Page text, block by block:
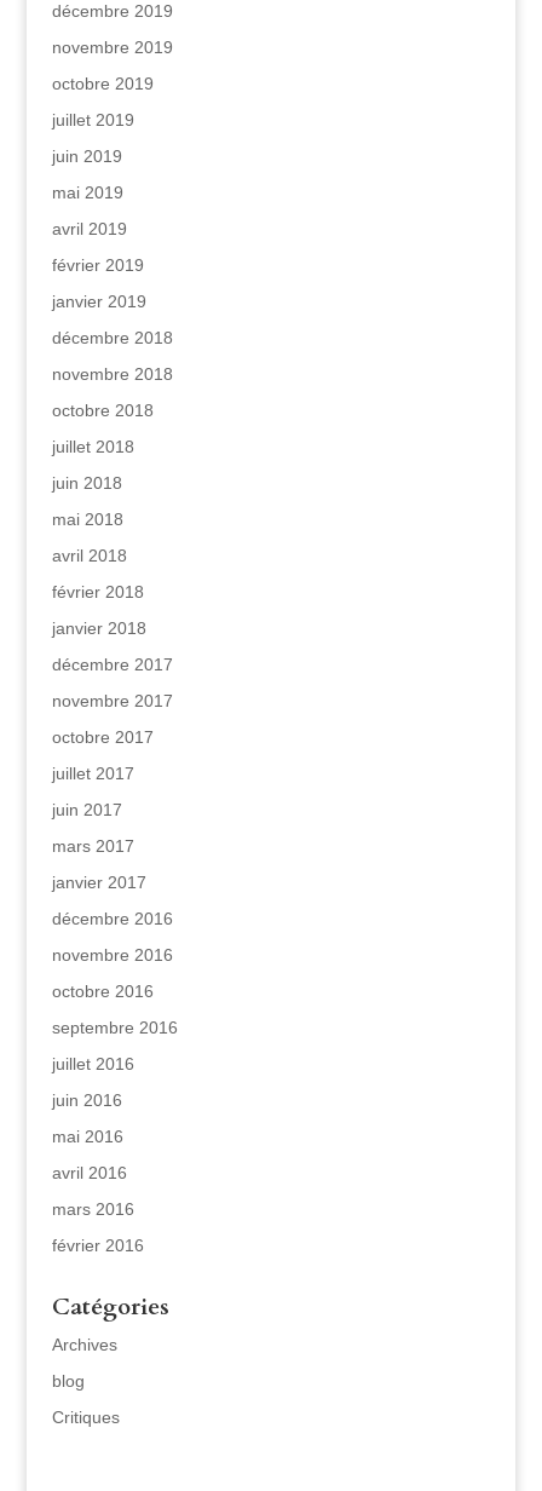
décembre 2019
novembre 2019
octobre 2019
juillet 2019
juin 2019
mai 2019
avril 2019
février 2019
janvier 2019
décembre 2018
novembre 2018
octobre 2018
juillet 2018
juin 2018
mai 2018
avril 2018
février 2018
janvier 2018
décembre 2017
novembre 2017
octobre 2017
juillet 2017
juin 2017
mars 2017
janvier 2017
décembre 2016
novembre 2016
octobre 2016
septembre 2016
juillet 2016
juin 2016
mai 2016
avril 2016
mars 2016
février 2016
Catégories
Archives
blog
Critiques